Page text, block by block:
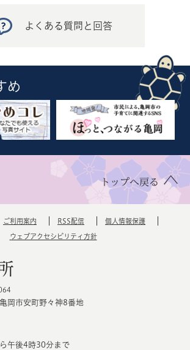
よくある質問と回答
め
トップへ戻る
ご利用案内 RSS配信 個人情報保護
ウェブアクセシビリティ方針
岡市安町野々神8番地
午後4時30分まで